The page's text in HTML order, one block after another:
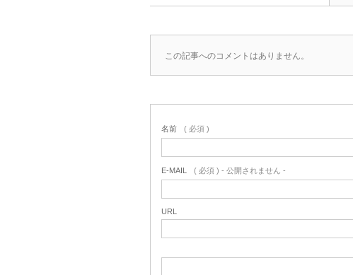
この記事へのコメントはありません。
名前 ( 必須 )
E-MAIL ( 必須 ) - 公開されません -
URL